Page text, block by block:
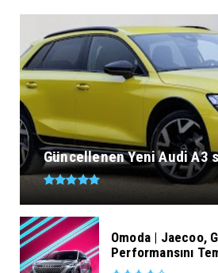
Güncellenen Yeni Audi A3
Omoda | Jaecoo,
Performansını